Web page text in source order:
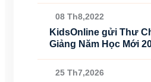
08 Th8,2022
KidsOnline gửi Thư
Giảng Năm Học Mới
25 Th7,2026